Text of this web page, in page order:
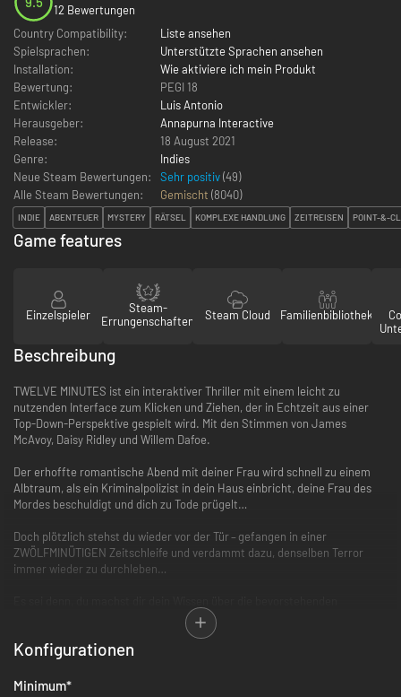
12 Bewertungen
Country Compatibility:
Liste ansehen
Spielsprachen:
Unterstützte Sprachen ansehen
Installation:
Wie aktiviere ich mein Produkt
Bewertung:
PEGI 18
Entwickler:
Luis Antonio
Herausgeber:
Annapurna Interactive
Release:
18 August 2021
Genre:
Indies
Neue Steam Bewertungen:
Sehr positiv(49)
Alle Steam Bewertungen:
Gemischt (8040)
INDIE ABENTEUER MYSTERY RÄTSEL KOMPLEXE HANDLUNG ZEITREISEN POINT-&-
Game features
Einzelspieler
Steam-
Errungenschaften
Steam Cloud Familienbibliothek
Beschreibung
TWELVE MINUTES ist ein interaktiver Thriller mit einem leicht zu
nutzenden Interface zum Klicken und Ziehen, der in Echtzeit aus einer
Top-Down-Perspektive gespielt wird. Mit den Stimmen von James
McAvoy, Daisy Ridley und Willem Dafoe.
Der erhoffte romantische Abend mit deiner Frau wird schnell zu einem
Albtraum, als ein Kriminalpolizist in dein Haus einbricht, deine Frau des
Mordes beschuldigt und dich zu Tode prügelt…
Doch plötzlich stehst du wieder vor der Tür – gefangen in einer
ZWÖLFMINÜTIGEN Zeitschleife und verdammt dazu, denselben Terror
immer wieder zu durchleben…
Ereignisse zunutze, um den Ausgang zu verändern und die Schleife zu
Klaustrophobie von DAS FENSTER ZUM HOF und der zersplitterten
Konfigurationen
Minimum*